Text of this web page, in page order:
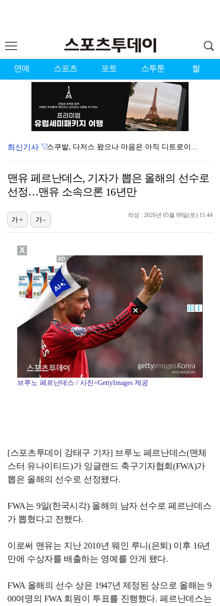
연예 스포츠 포토 스투툰 짤
스쿠발, 다저스 왔으나 마음은 아직 디트로이트에…"다시…
'김부장' 시즌2 흥행 잇는다…판타지오, IP 제작·매…
[ST포토] 박현경, 멀리가자
[ST포토] 박현경, 생각보다 어렵네
[ST포토] 전예성, 벌써 덥네
이민규, KPGA 데이비드골프 투어 15회 대회 우승……
최신기사 ▽
맨유 페르난데스, 기자가 뽑은 올해의 선수로
선정…맨유 소속으론 16년만
작성 : 2026년 05월 09일(토) 11:44
가+ 가-
브루노 페르난데스 / 사진=GettyImages 제공
[스포츠투데이 강태구 기자] 브루노 페르난데스(맨체
스터 유나이티드)가 잉글랜드 축구기자협회(FWA)가
뽑은 올해의 선수로 선정됐다.
FWA는 9일(한국시각) 올해의 남자 선수로 페르난데스
가 뽑혔다고 전했다.
이로써 맨유는 지난 2010년 웨인 루니(은퇴) 이후 16년
만에 수상자를 배출하는 영예를 안게 됐다.
FWA 올해의 선수 상은 1947년 제정된 상으로 올해는 9
00여명의 FWA 회원이 투표를 진행했다. 페르난데스는
X